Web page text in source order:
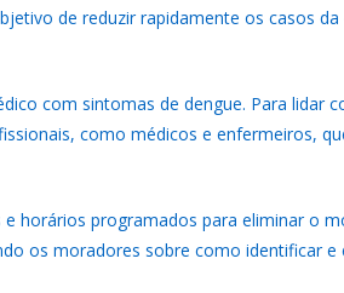
de reduzir rapidamente os casos
com sintomas de dengue. Para lidar
como médicos e enfermeiros,
horários programados para eliminar o
os moradores sobre como identificar